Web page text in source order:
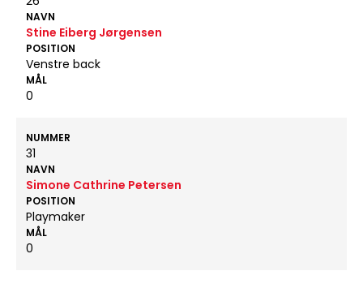
NAVN
Stine Eiberg Jørgensen
POSITION
Venstre back
MÅL
0
NUMMER
31
NAVN
Simone Cathrine Petersen
POSITION
Playmaker
MÅL
0